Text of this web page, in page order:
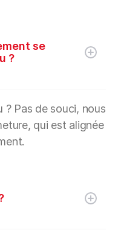
se
?
? Pas de souci, nous
qui est alignée